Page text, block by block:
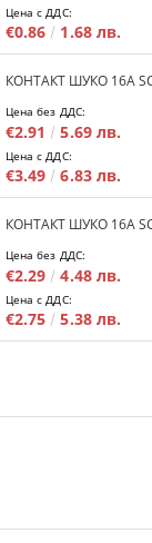
Цена с ДДС:
€0.86 1.68 лв.
Цена без ДДС:
€2.91 5.69 лв.
Цена с ДДС:
€3.49 6.83 лв.
Цена без ДДС:
€2.29 4.48 лв.
Цена с ДДС:
€2.75 5.38 лв.